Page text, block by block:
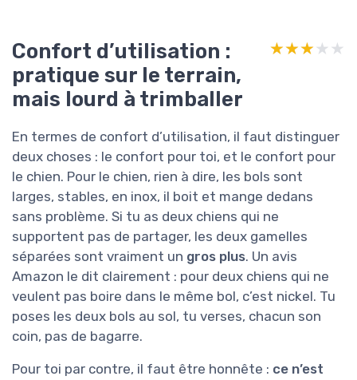
Confort d’utilisation :
pratique sur le terrain,
mais lourd à trimballer
★★★★★
★★★★★
En termes de confort d’utilisation, il faut distinguer
deux choses : le confort pour toi, et le confort pour
le chien. Pour le chien, rien à dire, les bols sont
larges, stables, en inox, il boit et mange dedans
sans problème. Si tu as deux chiens qui ne
supportent pas de partager, les deux gamelles
séparées sont vraiment un gros plus. Un avis
Amazon le dit clairement : pour deux chiens qui ne
veulent pas boire dans le même bol, c’est nickel. Tu
poses les deux bols au sol, tu verses, chacun son
coin, pas de bagarre.
Pour toi par contre, il faut être honnête : ce n’est